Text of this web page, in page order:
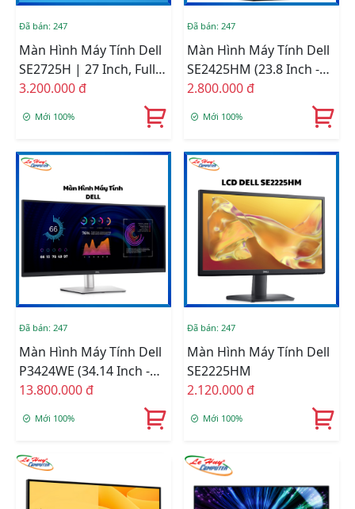
Đã bán: 247
Màn Hình Máy Tính Dell
SE2725H | 27 Inch, Full
HD, VA, 75Hz, 8ms, 250
Nits, HDMI+VGA, Phẳng
3.200.000 đ
Mới 100%
Đã bán: 247
Màn Hình Máy Tính Dell
SE2425HM (23.8 Inch -
IPS - FHD - 100Hz - 5ms)
2.800.000 đ
Mới 100%
Đã bán: 247
Màn Hình Máy Tính Dell
P3424WE (34.14 Inch -
WQHD - IPS - 60Hz - 5ms
- USB TypeC - Curved)
13.800.000 đ
Mới 100%
Đã bán: 247
Màn Hình Máy Tính Dell
SE2225HM
2.120.000 đ
Mới 100%